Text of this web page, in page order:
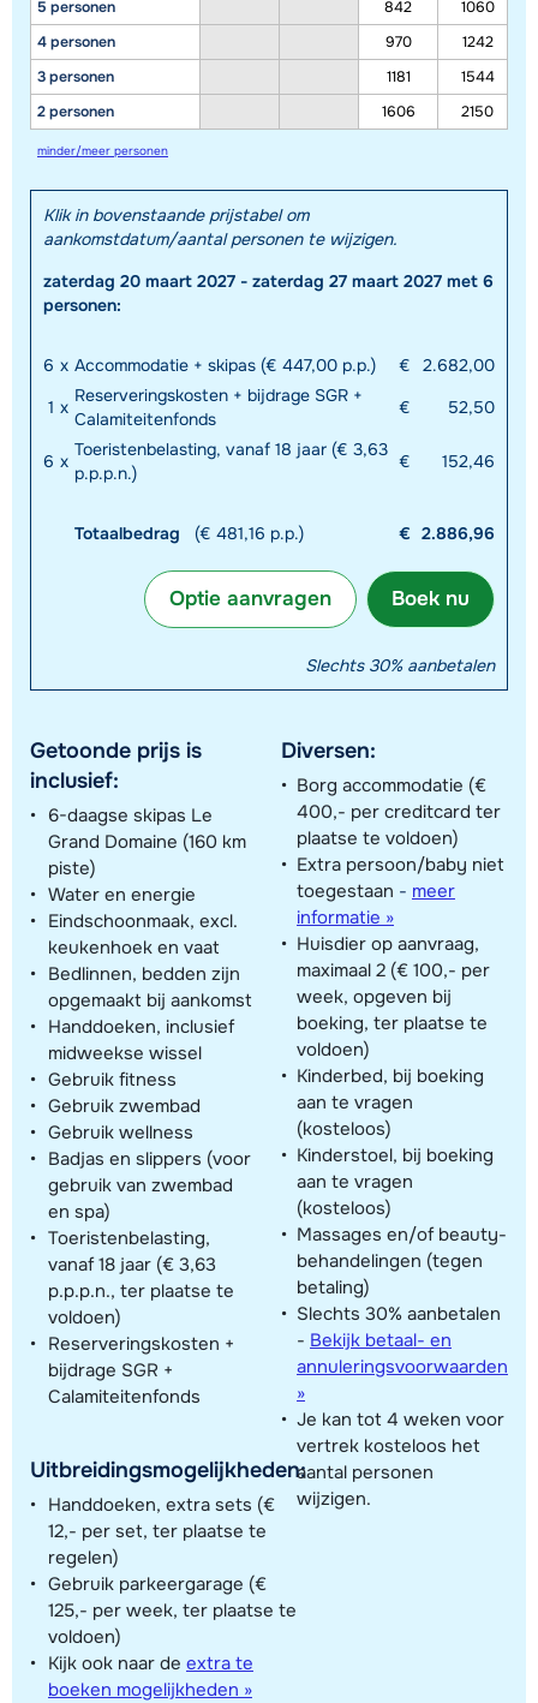
5 personen
4 personen
3 personen
2 personen
842
1060
970
1242
1181
1544
1606
2150
minder/meer personen
Klik in bovenstaande prijstabel om
aankomstdatum/aantal personen te wijzigen.
zaterdag 20 maart 2027 - zaterdag 27 maart 2027 met 6
personen:
6 x Accommodatie + skipas (€ 447,00 p.p.) €
2.682,00
1 x
Reserveringskosten + bijdrage SGR +
Calamiteitenfonds
€ 52,50
6 x
Toeristenbelasting, vanaf 18 jaar (€ 3,63
p.p.p.n.)
€ 152,46
Totaalbedrag (€ 481,16 p.p.) € 2.886,96
Boek nu
Optie aanvragen
Slechts 30% aanbetalen
Getoonde prijs is
inclusief:
6-daagse skipas Le
Grand Domaine (160 km
piste)
Water en energie
Eindschoonmaak, excl.
keukenhoek en vaat
Bedlinnen, bedden zijn
opgemaakt bij aankomst
Handdoeken, inclusief
midweekse wissel
Gebruik fitness
Gebruik zwembad
Gebruik wellness
Badjas en slippers (voor
gebruik van zwembad
en spa)
Toeristenbelasting,
vanaf 18 jaar (€ 3,63
p.p.p.n., ter plaatse te
voldoen)
Reserveringskosten +
bijdrage SGR +
Calamiteitenfonds
Uitbreidingsmogelijkheden:
Handdoeken, extra sets (€
12,- per set, ter plaatse te
regelen)
Gebruik parkeergarage (€
125,- per week, ter plaatse te
voldoen)
Kijk ook naar de extra te
boeken mogelijkheden »
Diversen:
Borg accommodatie (€
400,- per creditcard ter
plaatse te voldoen)
Extra persoon/baby niet
toegestaan - meer
informatie »
Huisdier op aanvraag,
maximaal 2 (€ 100,- per
week, opgeven bij
boeking, ter plaatse te
voldoen)
Kinderbed, bij boeking
aan te vragen
(kosteloos)
Kinderstoel, bij boeking
aan te vragen
(kosteloos)
Massages en/of beauty-
behandelingen (tegen
betaling)
Slechts 30% aanbetalen
- Bekijk betaal- en
annuleringsvoorwaarden
»
Je kan tot 4 weken voor
vertrek kosteloos het
aantal personen
wijzigen.